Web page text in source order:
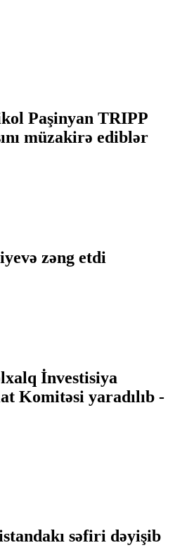
Paşinyan TRIPP
müzakirə ediblər
zəng etdi
İnvestisiya
Komitəsi yaradılıb -
səfiri dəyişib